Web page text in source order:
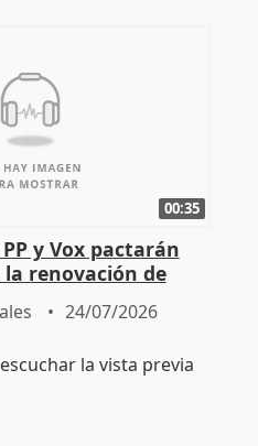
00:35
y Vox pactarán
renovación de
Defensor
24/07/2026